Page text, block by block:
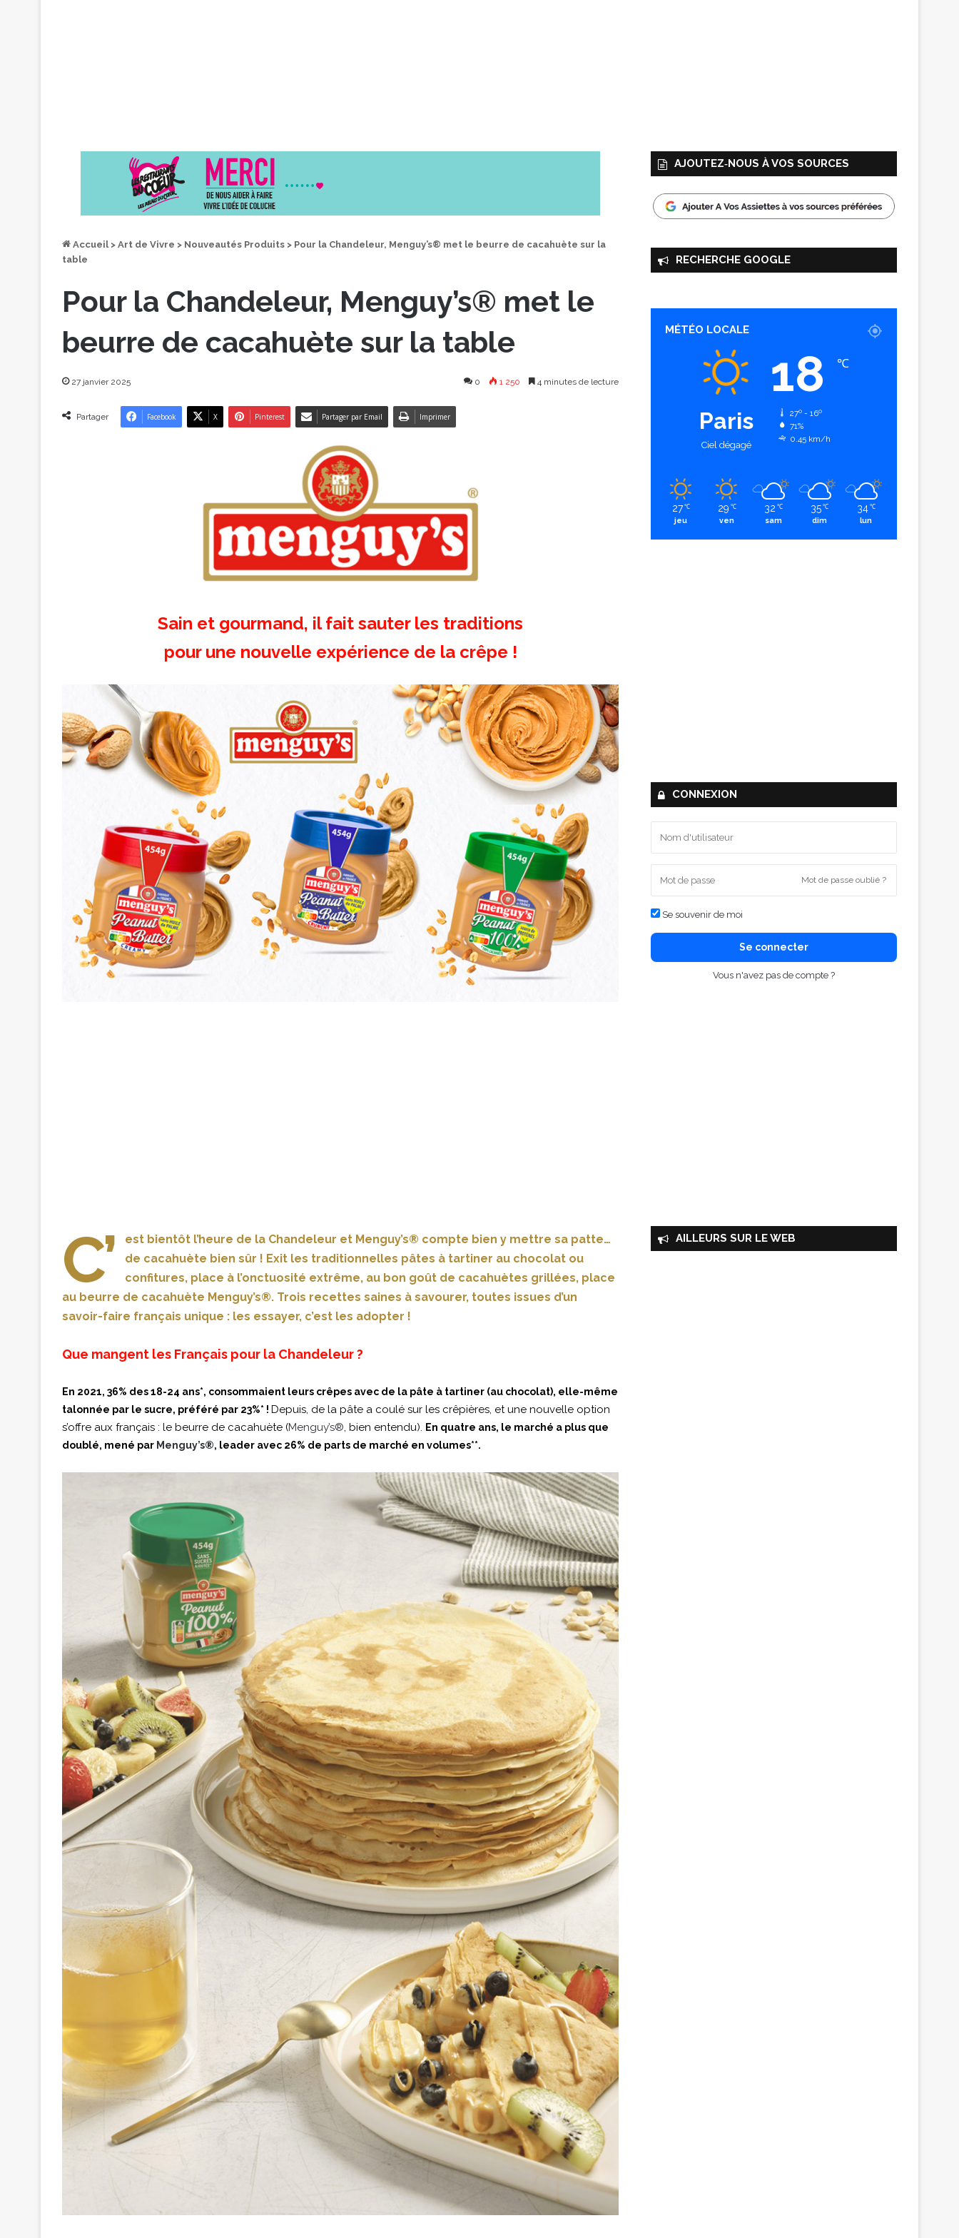
Accueil > Art de Vivre > Nouveautés Produits > Pour la Chandeleur, Menguy’s® met le beurre de cacahuète sur la
table
Pour la Chandeleur, Menguy’s® met le
beurre de cacahuète sur la table
27 janvier 2025 0 1 250 4 minutes de lecture
Partager Facebook X Pinterest Partager par Email Imprimer
Sain et gourmand, il fait sauter les traditions
pour une nouvelle expérience de la crêpe !
C’
est bientôt l’heure de la Chandeleur et Menguy’s® compte bien y mettre sa patte…
de cacahuète bien sûr ! Exit les traditionnelles pâtes à tartiner au chocolat ou
confitures, place à l’onctuosité extrême, au bon goût de cacahuètes grillées, place
au beurre de cacahuète Menguy’s®. Trois recettes saines à savourer, toutes issues d’un
savoir-faire français unique : les essayer, c’est les adopter !
Que mangent les Français pour la Chandeleur ?
En 2021, 36% des 18-24 ans*, consommaient leurs crêpes avec de la pâte à tartiner (au chocolat), elle-même
talonnée par le sucre, préféré par 23%* ! Depuis, de la pâte a coulé sur les crêpières, et une nouvelle option
s’offre aux français : le beurre de cacahuète (Menguy’s®, bien entendu). En quatre ans, le marché a plus que
doublé, mené par Menguy’s®, leader avec 26% de parts de marché en volumes**.
AJOUTEZ‑NOUS À VOS SOURCES
RECHERCHE GOOGLE
MÉTÉO LOCALE
Paris
Ciel dégagé
18 ℃
27º - 16º
71%
0.45 km/h
27 ℃
jeu
29 ℃
ven
32 ℃
sam
35 ℃
dim
34 ℃
lun
CONNEXION
Mot de passe oublié ?
Se souvenir de moi
Se connecter
Vous n'avez pas de compte ?
AILLEURS SUR LE WEB